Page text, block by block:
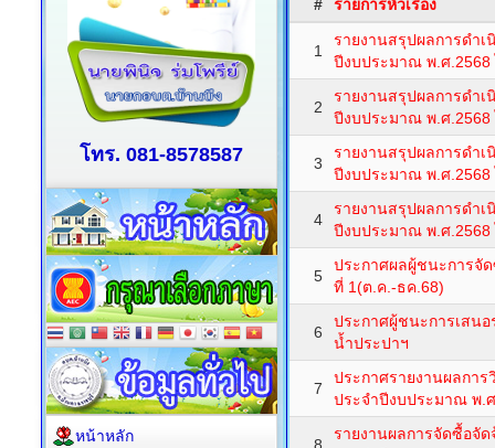
# รายการหัวเรื่อง
1
รายงานสรุปผลการดำ
ปีงบประมาณ พ.ศ.2568
2
รายงานสรุปผลการดำ
ปีงบประมาณ พ.ศ.2568
3
รายงานสรุปผลการดำ
ปีงบประมาณ พ.ศ.2568
4
รายงานสรุปผลการดำ
ปีงบประมาณ พ.ศ.2568
5
ประกาศผลผู้ชนะการจั
ที่ 1(ต.ค.-ธค.68)
6
ประกาศผู้ชนะการเสน
น้ำประปาฯ
7
ประกาศรายงานผลการ
ประจำปีงบประมาณ พ.
รายงานผลการจัดซื้อจั
โทร. 081-8578587
หน้าหลัก